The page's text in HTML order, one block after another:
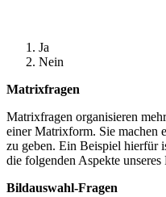
Ja
Nein
Matrixfragen
Matrixfragen organisieren
einer Matrixform. Sie machen
zu geben. Ein Beispiel hierfür
die folgenden Aspekte
Bildauswahl-Fragen